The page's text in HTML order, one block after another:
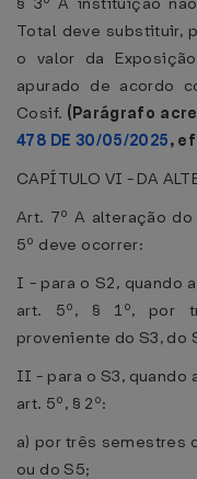
Total deve substituir,
o valor da
apurado de acordo
Cosif. (Parágrafo
478 DE 30/05/2025,
CAPÍTULO VI - DA
Art. 7º A alteração
5º deve ocorrer:
I - para o S2, quando
art. 5º, § 1º, por
proveniente do S3, do
II - para o S3, quando
art. 5º, § 2º:
a) por três semestres
ou do S5;